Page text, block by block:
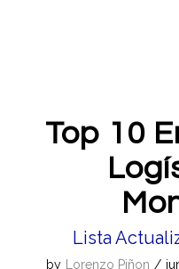
Top 10
Lista
by Lorenzo Piñon /